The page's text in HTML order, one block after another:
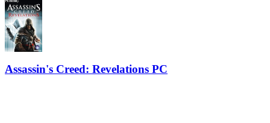
Assassin's Creed: Revelations PC